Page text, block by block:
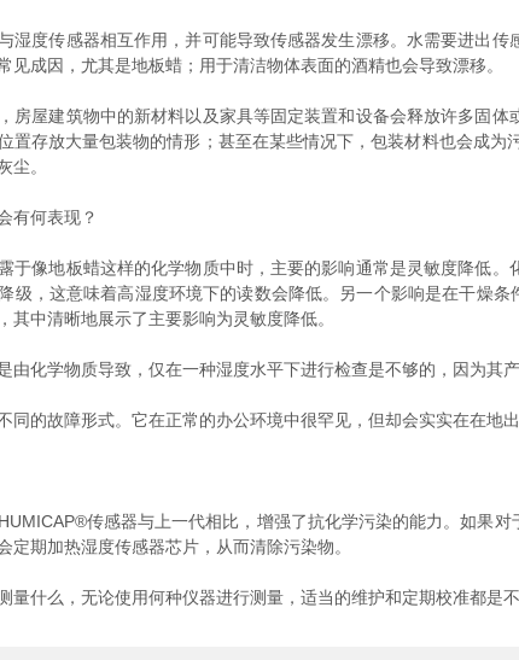
度传感器相互作用，并可能导致传感器发生漂移。水需要进出传
见成因，尤其是地板蜡；用于清洁物体表面的酒精也会导致漂移。
屋建筑物中的新材料以及家具等固定装置和设备会释放许多固体
置存放大量包装物的情形；甚至在某些情况下，包装材料也会成
尘。
何表现？
像地板蜡这样的化学物质中时，主要的影响通常是灵敏度降低。
级，这意味着高湿度环境下的读数会降低。另一个影响是在干燥
其中清晰地展示了主要影响为灵敏度降低。
化学物质导致，仅在一种湿度水平下进行检查是不够的，因为其
的故障形式。它在正常的办公环境中很罕见，但却会实实在在地
传感器与上一代相比，增强了抗化学污染的能力。如果对
定期加热湿度传感器芯片，从而清除污染物。
什么，无论使用何种仪器进行测量，适当的维护和定期校准都是不